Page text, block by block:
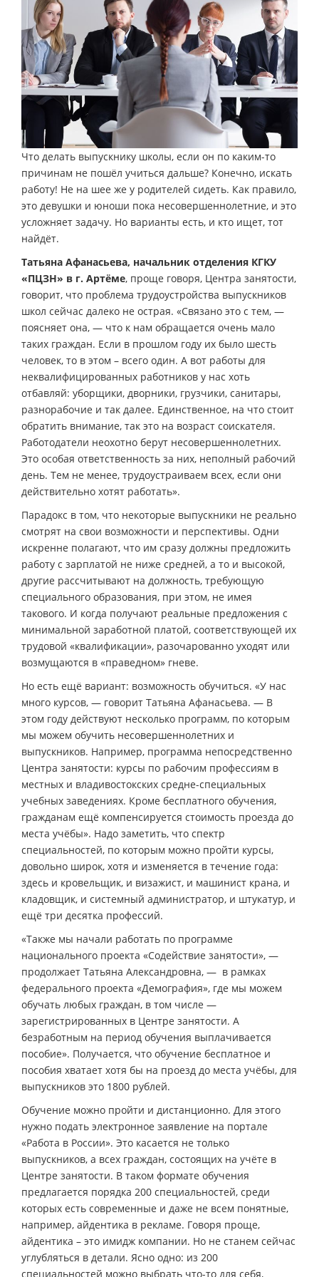
Что делать выпускнику школы, если он по каким-то
причинам не пошёл учиться дальше? Конечно, искать
работу! Не на шее же у родителей сидеть. Как правило,
это девушки и юноши пока несовершеннолетние, и это
усложняет задачу. Но варианты есть, и кто ищет, тот
найдёт.
Татьяна Афанасьева, начальник отделения КГКУ
«ПЦЗН» в г. Артёме, проще говоря, Центра занятости,
говорит, что проблема трудоустройства выпускников
школ сейчас далеко не острая. «Связано это с тем, —
поясняет она, — что к нам обращается очень мало
таких граждан. Если в прошлом году их было шесть
человек, то в этом – всего один. А вот работы для
неквалифицированных работников у нас хоть
отбавляй: уборщики, дворники, грузчики, санитары,
разнорабочие и так далее. Единственное, на что стоит
обратить внимание, так это на возраст соискателя.
Работодатели неохотно берут несовершеннолетних.
Это особая ответственность за них, неполный рабочий
день. Тем не менее, трудоустраиваем всех, если они
действительно хотят работать».
Парадокс в том, что некоторые выпускники не реально
смотрят на свои возможности и перспективы. Одни
искренне полагают, что им сразу должны предложить
работу с зарплатой не ниже средней, а то и высокой,
другие рассчитывают на должность, требующую
специального образования, при этом, не имея
такового. И когда получают реальные предложения с
минимальной заработной платой, соответствующей их
трудовой «квалификации», разочарованно уходят или
возмущаются в «праведном» гневе.
Но есть ещё вариант: возможность обучиться. «У нас
много курсов, — говорит Татьяна Афанасьева. — В
этом году действуют несколько программ, по которым
мы можем обучить несовершеннолетних и
выпускников. Например, программа непосредственно
Центра занятости: курсы по рабочим профессиям в
местных и владивостокских средне-специальных
учебных заведениях. Кроме бесплатного обучения,
гражданам ещё компенсируется стоимость проезда до
места учёбы». Надо заметить, что спектр
специальностей, по которым можно пройти курсы,
довольно широк, хотя и изменяется в течение года:
здесь и кровельщик, и визажист, и машинист крана, и
кладовщик, и системный администратор, и штукатур, и
ещё три десятка профессий.
«Также мы начали работать по программе
национального проекта «Содействие занятости», —
продолжает Татьяна Александровна, — в рамках
федерального проекта «Демография», где мы можем
обучать любых граждан, в том числе —
зарегистрированных в Центре занятости. А
безработным на период обучения выплачивается
пособие». Получается, что обучение бесплатное и
пособия хватает хотя бы на проезд до места учёбы, для
выпускников это 1800 рублей.
Обучение можно пройти и дистанционно. Для этого
нужно подать электронное заявление на портале
«Работа в России». Это касается не только
выпускников, а всех граждан, состоящих на учёте в
Центре занятости. В таком формате обучения
предлагается порядка 200 специальностей, среди
которых есть современные и даже не всем понятные,
например, айдентика в рекламе. Говоря проще,
айдентика – это имидж компании. Но не станем сейчас
углубляться в детали. Ясно одно: из 200
специальностей можно выбрать что-то для себя,